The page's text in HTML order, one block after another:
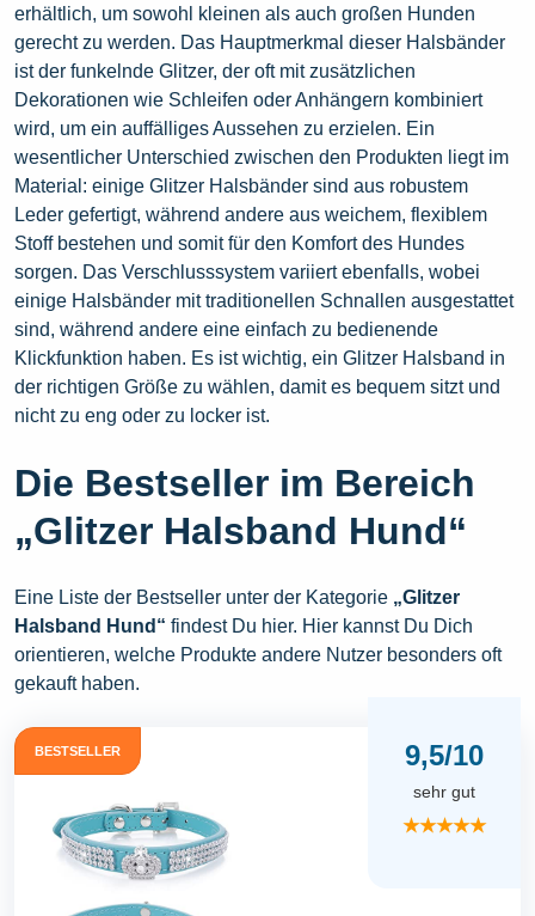
erhältlich, um sowohl kleinen als auch großen Hunden
gerecht zu werden. Das Hauptmerkmal dieser Halsbänder
ist der funkelnde Glitzer, der oft mit zusätzlichen
Dekorationen wie Schleifen oder Anhängern kombiniert
wird, um ein auffälliges Aussehen zu erzielen. Ein
wesentlicher Unterschied zwischen den Produkten liegt im
Material: einige Glitzer Halsbänder sind aus robustem
Leder gefertigt, während andere aus weichem, flexiblem
Stoff bestehen und somit für den Komfort des Hundes
sorgen. Das Verschlusssystem variiert ebenfalls, wobei
einige Halsbänder mit traditionellen Schnallen ausgestattet
sind, während andere eine einfach zu bedienende
Klickfunktion haben. Es ist wichtig, ein Glitzer Halsband in
der richtigen Größe zu wählen, damit es bequem sitzt und
nicht zu eng oder zu locker ist.
Die Bestseller im Bereich
„Glitzer Halsband Hund“
Eine Liste der Bestseller unter der Kategorie „Glitzer
Halsband Hund“ findest Du hier. Hier kannst Du Dich
orientieren, welche Produkte andere Nutzer besonders oft
gekauft haben.
BESTSELLER 9,5/10
sehr gut
★★★★★